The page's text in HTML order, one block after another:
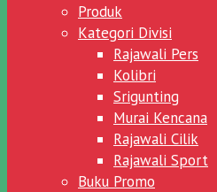
Produk
Kategori Divisi
Rajawali Pers
Kolibri
Srigunting
Murai Kencana
Rajawali Cilik
Rajawali Sport
Buku Promo